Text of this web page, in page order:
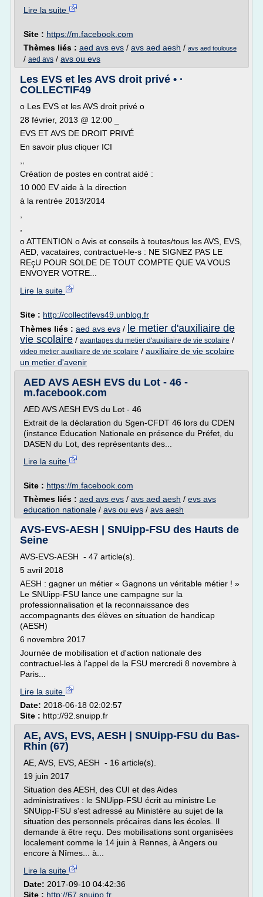
Lire la suite
Site : https://m.facebook.com
Thèmes liés : aed avs evs / avs aed aesh / avs aed toulouse
/ aed avs / avs ou evs
Les EVS et les AVS droit privé • ·
COLLECTIF49
o Les EVS et les AVS droit privé o
28 février, 2013 @ 12:00 _
EVS ET AVS DE DROIT PRIVÉ
En savoir plus cliquer ICI
Création de postes en contrat aidé :
10 000 EV aide à la direction
à la rentrée 2013/2014
o ATTENTION o Avis et conseils à toutes/tous les AVS, EVS,
AED, vacataires, contractuel-le-s : NE SIGNEZ PAS LE
REçU POUR SOLDE DE TOUT COMPTE QUE VA VOUS
ENVOYER VOTRE...
Lire la suite
Site : http://collectifevs49.unblog.fr
Thèmes liés : aed avs evs / le metier d'auxiliaire de
vie scolaire / avantages du metier d'auxiliaire de vie scolaire /
video metier auxiliaire de vie scolaire / auxiliaire de vie scolaire
un metier d'avenir
AED AVS AESH EVS du Lot - 46 -
m.facebook.com
AED AVS AESH EVS du Lot - 46
Extrait de la déclaration du Sgen-CFDT 46 lors du CDEN
(instance Education Nationale en présence du Préfet, du
DASEN du Lot, des représentants des...
Lire la suite
Site : https://m.facebook.com
Thèmes liés : aed avs evs / avs aed aesh / evs avs
education nationale / avs ou evs / avs aesh
AVS-EVS-AESH | SNUipp-FSU des Hauts de
Seine
AVS-EVS-AESH - 47 article(s).
5 avril 2018
AESH : gagner un métier « Gagnons un véritable métier ! »
Le SNUipp-FSU lance une campagne sur la
professionnalisation et la reconnaissance des
accompagnants des élèves en situation de handicap
(AESH)
6 novembre 2017
Journée de mobilisation et d'action nationale des
contractuel-les à l'appel de la FSU mercredi 8 novembre à
Paris...
Lire la suite
Date: 2018-06-18 02:02:57
Site : http://92.snuipp.fr
AE, AVS, EVS, AESH | SNUipp-FSU du Bas-
Rhin (67)
AE, AVS, EVS, AESH - 16 article(s).
19 juin 2017
Situation des AESH, des CUI et des Aides
administratives : le SNUipp-FSU écrit au ministre Le
SNUipp-FSU s'est adressé au Ministère au sujet de la
situation des personnels précaires dans les écoles. Il
demande à être reçu. Des mobilisations sont organisées
localement comme le 14 juin à Rennes, à Angers ou
encore à Nîmes... à...
Lire la suite
Date: 2017-09-10 04:42:36
Site : http://67.snuipp.fr